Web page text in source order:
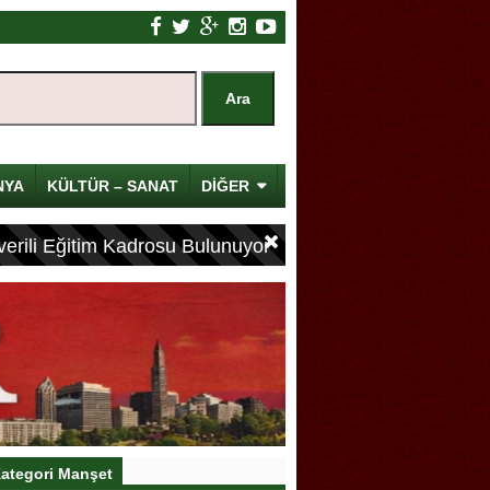
KÜLTÜR – SANAT DİĞER
Eğitim Kadrosu Bulunuyor
Manşet